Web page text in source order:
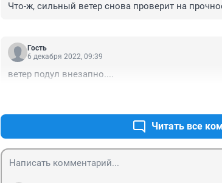
Что-ж, сильный ветер снова проверит на
Гость
6 декабря 2022, 09:39
ветер подул внезапно....
Читать все